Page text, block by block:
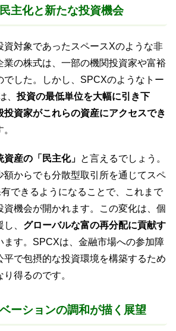
主化と新たな投資機会
資対象であったスペースXのような非
業の株式は、一部の機関投資家や富裕
でした。しかし、SPCXのようなトー
、 投資の最低単位を大幅に引き下
投資家がこれらの資産にアクセスでき
資産の「民主化」
と言えるでしょう。
額からでも分散型取引所を通じてスペ
できるようになることで、これまで
資機会が開かれます。この変化は、個
、 グローバルな富の再分配に貢献す
ます。SPCXは、金融市場への参加障
平で包摂的な投資環境を構築するため
得るのです。
ーションの調和が描く展望